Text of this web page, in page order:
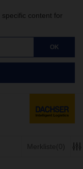
content for
OK
Merkliste(0)